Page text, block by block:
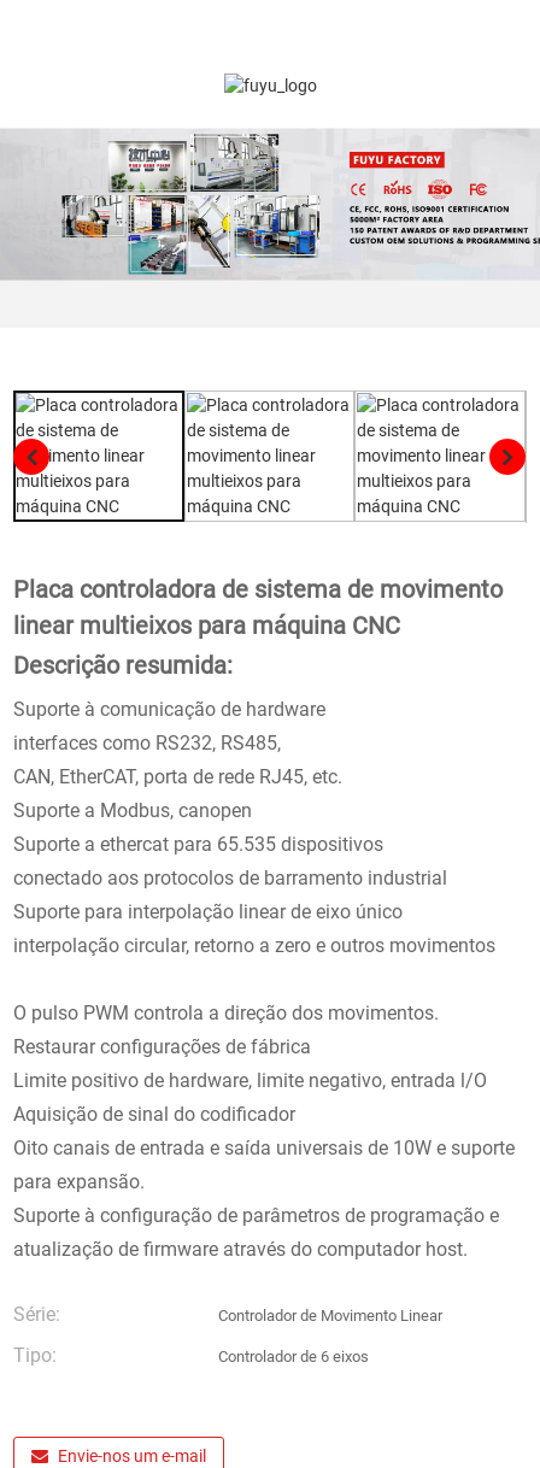
Placa controladora de sistema de movimento
linear multieixos para máquina CNC
Descrição resumida:
Suporte à comunicação de hardware
interfaces como RS232, RS485,
CAN, EtherCAT, porta de rede RJ45, etc.
Suporte a Modbus, canopen
Suporte a ethercat para 65.535 dispositivos
conectado aos protocolos de barramento industrial
Suporte para interpolação linear de eixo único
interpolação circular, retorno a zero e outros movimentos
O pulso PWM controla a direção dos movimentos.
Restaurar configurações de fábrica
Limite positivo de hardware, limite negativo, entrada l/O
Aquisição de sinal do codificador
Oito canais de entrada e saída universais de 10W e suporte
para expansão.
Suporte à configuração de parâmetros de programação e
atualização de firmware através do computador host.
Série: Controlador de Movimento Linear
Tipo: Controlador de 6 eixos
Envie-nos um e-mail